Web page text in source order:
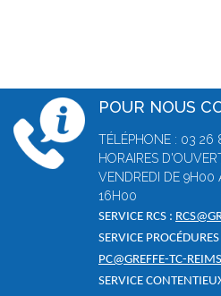
POUR NOUS
TÉLÉPHONE : 03
HORAIRES
VENDREDI DE 9H00
16H00
SERVICE RCS :
SERVICE
PC@GREFFE-TC-
SERVICE